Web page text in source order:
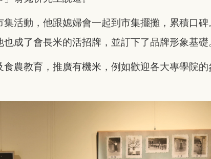
活動，他跟媳婦會一起到市集擺攤，累積口碑
成了會長米的活招牌，並訂下了品牌形象基礎
農教育，推廣有機米，例如歡迎各大專學院